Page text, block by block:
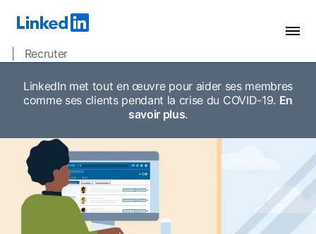
| Recruter
LinkedIn met tout en œuvre pour aider ses membres
comme ses clients pendant la crise du COVID-19. En
savoir plusopens in a new tab
.